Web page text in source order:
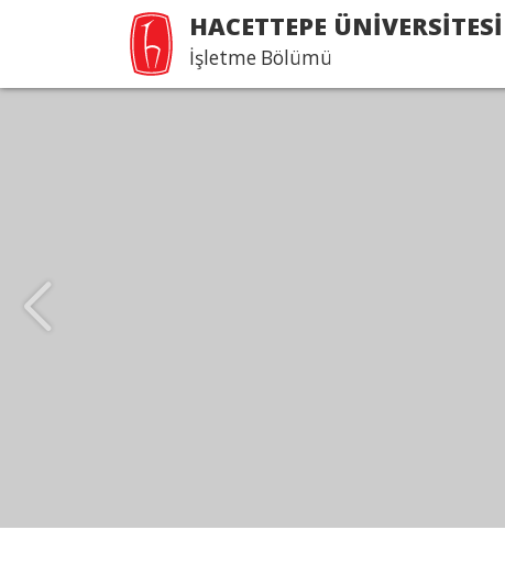
HACETTEPE ÜNİVERSİTESİ
İşletme Bölümü